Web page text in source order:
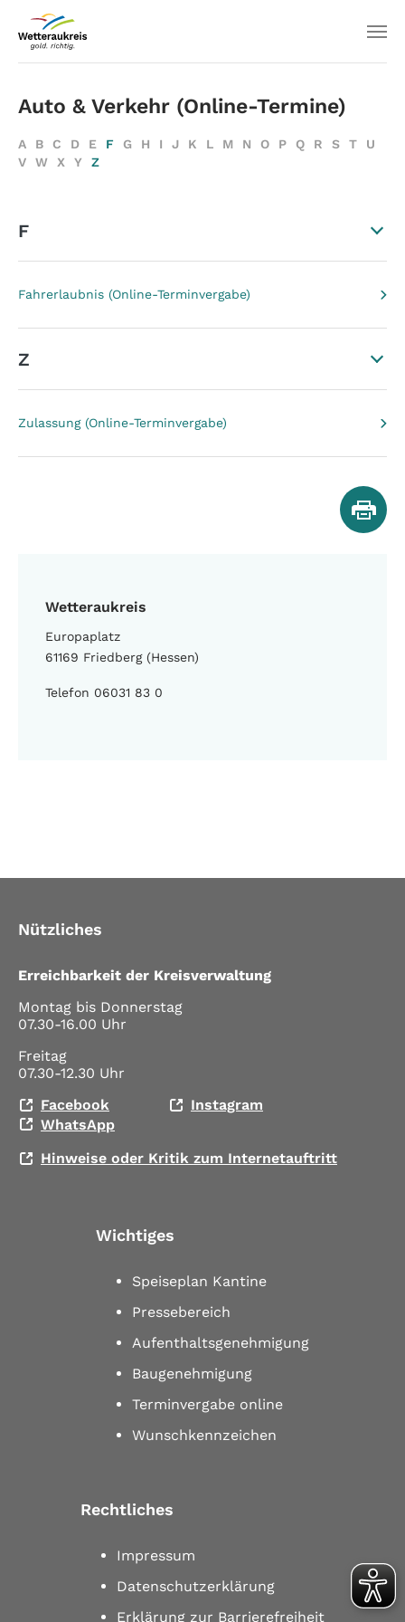
Wetteraukreis
Europaplatz
61169 Friedberg (Hessen)
Telefon 06031 83 0
Auto & Verkehr (Online-Termine)
A B C D E F G H I J K L M N O P Q R S T
U
V
W X Y Z
F
Fahrerlaubnis (Online-Terminvergabe)
Z
Zulassung (Online-Terminvergabe)
Nützliches
Erreichbarkeit der Kreisverwaltung
Montag bis Donnerstag
07.30-16.00 Uhr
Freitag
07.30-12.30 Uhr
Facebook
Instagram
WhatsApp
Hinweise oder Kritik zum Internetauftritt
Wichtiges
Speiseplan Kantine
Pressebereich
Aufenthaltsgenehmigung
Baugenehmigung
Terminvergabe online
Wunschkennzeichen
Rechtliches
Impressum
Datenschutzerklärung
Erklärung zur Barrierefreiheit